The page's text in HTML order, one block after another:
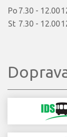
Po 7.30 - 12.00
St 7.30 - 12.00